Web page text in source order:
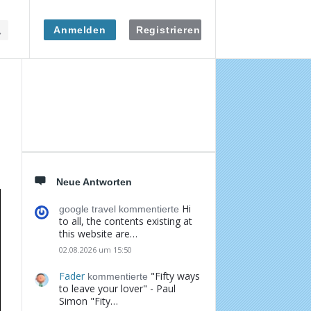
Anmelden Registrieren
Seitenleiste
Neue Antworten
google travel kommentierte Hi
to all, the contents existing at
this website are…
02.08.2026 um 15:50
Fader kommentierte "Fifty ways
to leave your lover" - Paul
Simon "Fity…